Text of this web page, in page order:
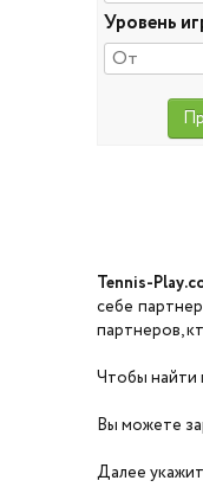
Уровень
Tennis-
себе
партнеров,
Чтобы найти
Вы можете
Далее